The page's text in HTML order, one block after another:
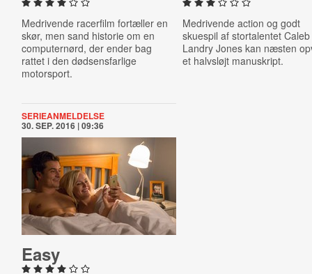
Medrivende racerfilm fortæller en
skør, men sand historie om en
computernørd, der ender bag
rattet i den dødsensfarlige
motorsport.
Medrivende action og godt
skuespil af stortalentet Caleb
Landry Jones kan næsten
et halvsløjt manuskript.
SERIEANMELDELSE
30. SEP. 2016 | 09:36
Easy